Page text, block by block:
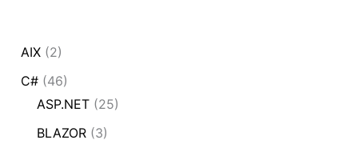
AIX (2)
C# (46)
ASP.NET (25)
BLAZOR (3)